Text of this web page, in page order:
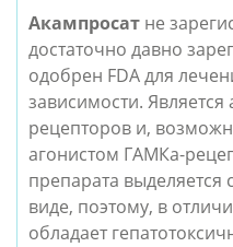
Акампросат не
достаточно давно
одобрен FDA для
зависимости.
рецепторов и,
агонистом ГАМКа-
препарата
виде, поэтому, в
обладает